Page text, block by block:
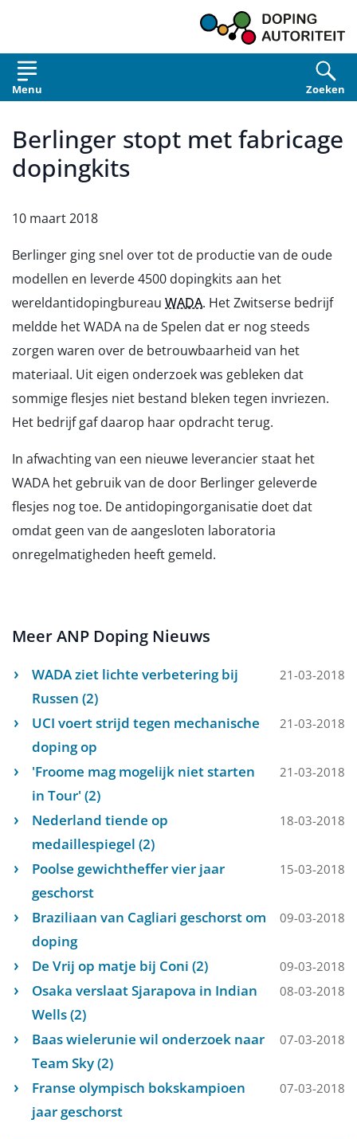
Menu Zoeken
Berlinger stopt met fabricage
dopingkits
10 maart 2018
Berlinger ging snel over tot de productie van de oude
modellen en leverde 4500 dopingkits aan het
wereldantidopingbureau WADA. Het Zwitserse bedrijf
meldde het WADA na de Spelen dat er nog steeds
zorgen waren over de betrouwbaarheid van het
materiaal. Uit eigen onderzoek was gebleken dat
sommige flesjes niet bestand bleken tegen invriezen.
Het bedrijf gaf daarop haar opdracht terug.
In afwachting van een nieuwe leverancier staat het
WADA het gebruik van de door Berlinger geleverde
flesjes nog toe. De antidopingorganisatie doet dat
omdat geen van de aangesloten laboratoria
onregelmatigheden heeft gemeld.
Meer ANP Doping Nieuws
WADA ziet lichte verbetering bij
Russen (2)
21-03-2018
UCI voert strijd tegen mechanische
doping op
21-03-2018
'Froome mag mogelijk niet starten
in Tour' (2)
21-03-2018
Nederland tiende op
medaillespiegel (2)
18-03-2018
Poolse gewichtheffer vier jaar
geschorst
15-03-2018
Braziliaan van Cagliari geschorst om
doping
09-03-2018
De Vrij op matje bij Coni (2) 09-03-2018
Osaka verslaat Sjarapova in Indian
Wells (2)
08-03-2018
Baas wielerunie wil onderzoek naar
Team Sky (2)
07-03-2018
Franse olympisch bokskampioen
jaar geschorst
07-03-2018